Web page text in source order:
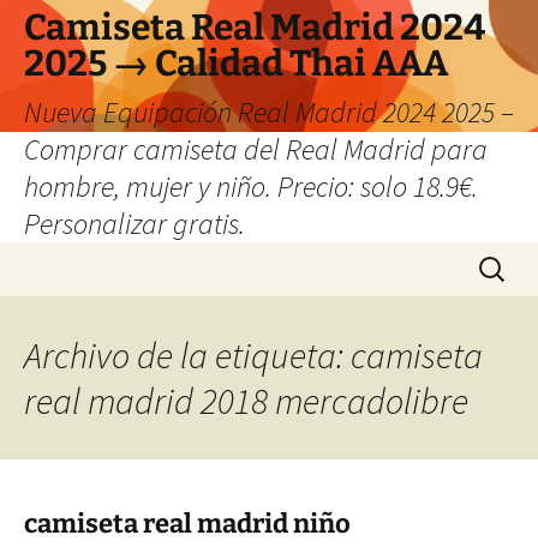
Camiseta Real Madrid 2024
2025 → Calidad Thai AAA
Nueva Equipación Real Madrid 2024 2025 –
Comprar camiseta del Real Madrid para
hombre, mujer y niño. Precio: solo 18.9€.
Personalizar gratis.
Buscar:
Archivo de la etiqueta: camiseta
real madrid 2018 mercadolibre
camiseta real madrid niño